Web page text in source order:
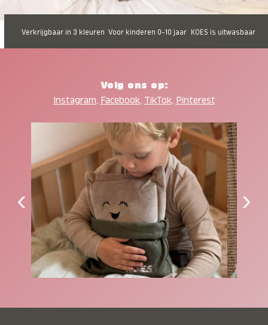
Verkrijgbaar in 3 kleuren Voor kinderen 0-10 jaar KOES is uitwasbaar
Volg ons op:
Instagram, Facebook, TikTok, Pinterest
‹ ›